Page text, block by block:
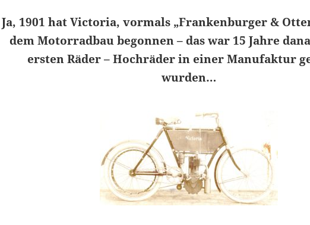
Ja, 1901 hat Victoria, vormals „Frankenburger &
dem Motorradbau begonnen – das war 15 Jahre
ersten Räder – Hochräder in einer Manufaktur
wurden…